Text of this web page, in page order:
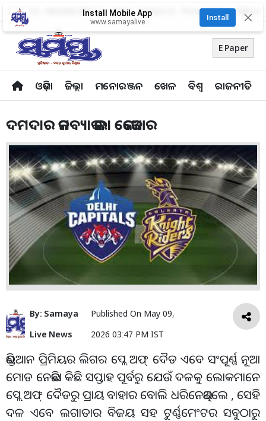
About Us Advertise With Us Career Contact Us Privacy Policy
E Paper
ଓଡ଼ିଶା ଜିଲ୍ଲା ମନୋରଞ୍ଜନ ଖେଳ ବିଶ୍ବ ରାଜନୀତି
Install Mobile App
www.samayalive
Install ✕
ଦମଦାର କମବ୍ୟାକ କଲା କେକେଆର
By: Samaya
Live News
Published On May 09,
2026 03:47 PM IST
ଇଣ୍ଡିଆନ ପ୍ରିମିୟର ଲିଗର ପ୍ଲେ ଅଫ୍ ଦୈଡ ଏବେ ସଂପୂର୍ଣ୍ଣ ନୂଆ
ମୋଡ ନେଇଛିା କିଛି ସପ୍ତାହ ପୂର୍ବରୁ ଯେଉଁ ଦଳକୁ ଲୋକମାନେ
ପ୍ଲେ ଅଫ୍ ଦୈଡରୁ ପ୍ରାୟ ବାହାର ବୋଲି ଧରିନେଇଥିଲେ , ସେହି
ଦଳ ଏବେ ଲଗାତାର ବିଜୟ ସହ ଟୁର୍ଣ୍ଣମେଂଟର ସବୁଠାରୁ